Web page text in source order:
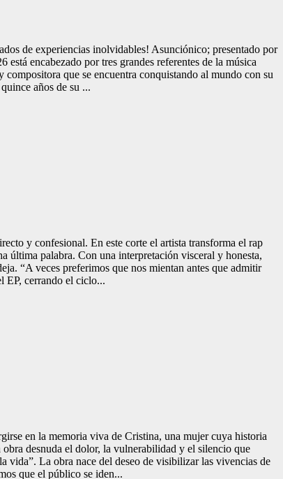
de experiencias inolvidables! Asunciónico; presentado por
encabezado por tres grandes referentes de la música
que se encuentra conquistando al mundo con su
años de su ...
y confesional. En este corte el artista transforma el rap
última palabra. Con una interpretación visceral y honesta,
“A veces preferimos que nos mientan antes que admitir
EP, cerrando el ciclo...
en la memoria viva de Cristina, una mujer cuya historia
desnuda el dolor, la vulnerabilidad y el silencio que
vida”. La obra nace del deseo de visibilizar las vivencias de
que el público se iden...